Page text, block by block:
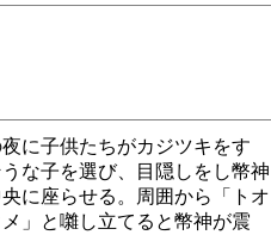
に子供たちがカジツキをす
な子を選び、目隠しをし幣神
に座らせる。周囲から「トオ
」と囃し立てると幣神が震